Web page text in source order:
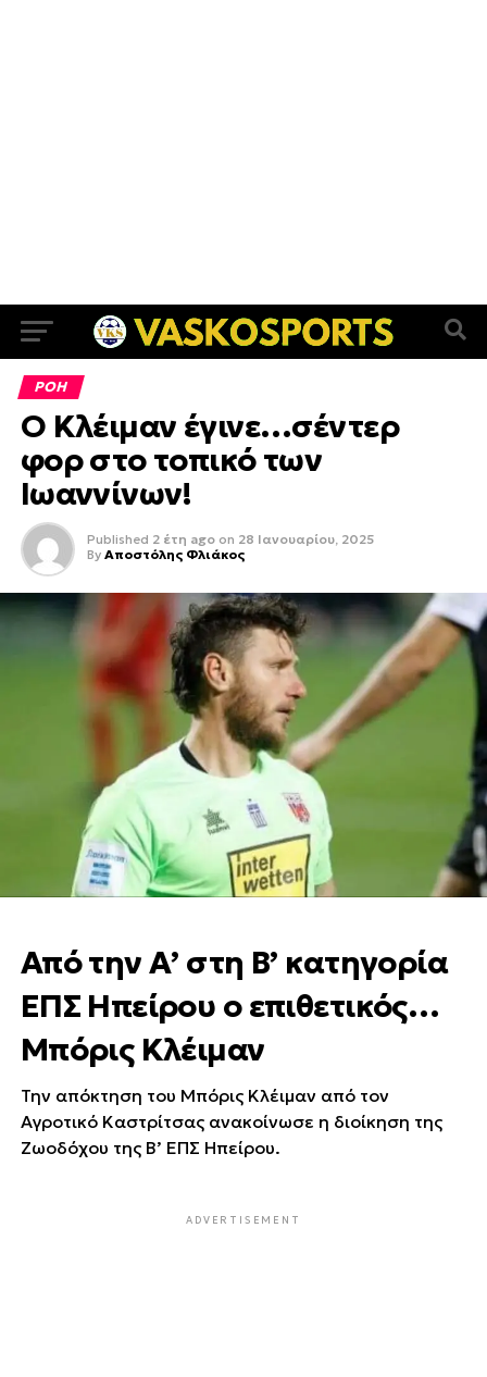
ΡΟΗ
Ο Κλέιμαν έγινε…σέντερ
φορ στο τοπικό των
Ιωαννίνων!
Published 2 έτη ago on 28 Ιανουαρίου, 2025
By Αποστόλης Φλιάκος
Από την Α’ στη Β’ κατηγορία
ΕΠΣ Ηπείρου ο επιθετικός…
Μπόρις Κλέιμαν
Την απόκτηση του Μπόρις Κλέιμαν από τον
Αγροτικό Καστρίτσας ανακοίνωσε η διοίκηση της
Ζωοδόχου της Β’ ΕΠΣ Ηπείρου.
ADVERTISEMENT